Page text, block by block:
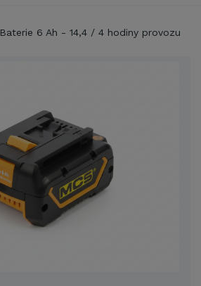
Baterie 6 Ah - 14,4 / 4 hodiny provozu